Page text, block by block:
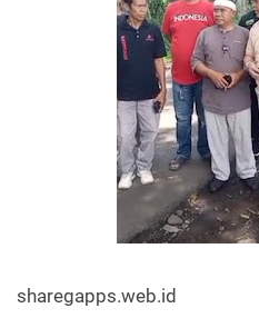
sharegapps.web.id